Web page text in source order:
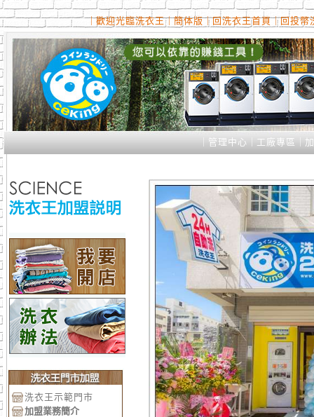
｜歡迎光臨洗衣王｜簡体版｜回洗衣王首頁｜回投幣
管理中心 工廠專區
洗衣王示範門市
加盟業務簡介